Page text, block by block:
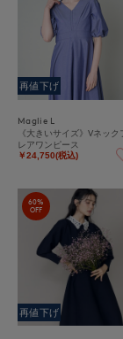
再値下げ
Maglie L
《大きいサイズ》Vネック
レアワンピース
￥24,750(税込)
60%
OFF
再値下げ